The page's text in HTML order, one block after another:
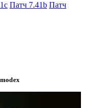
Патч 7.41b Патч